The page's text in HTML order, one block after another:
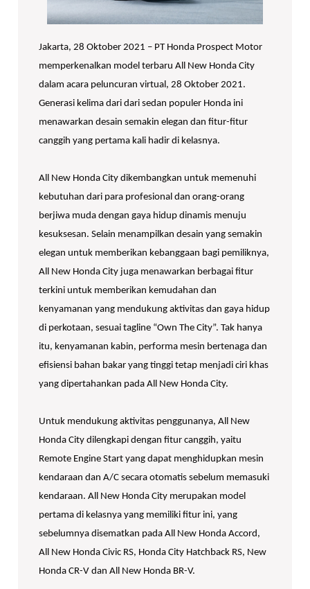
Jakarta, 28 Oktober 2021 – PT Honda Prospect Motor
memperkenalkan model terbaru All New Honda City
dalam acara peluncuran virtual, 28 Oktober 2021.
Generasi kelima dari dari sedan populer Honda ini
menawarkan desain semakin elegan dan fitur-fitur
canggih yang pertama kali hadir di kelasnya.
All New Honda City dikembangkan untuk memenuhi
kebutuhan dari para profesional dan orang-orang
berjiwa muda dengan gaya hidup dinamis menuju
kesuksesan. Selain menampilkan desain yang semakin
elegan untuk memberikan kebanggaan bagi pemiliknya,
All New Honda City juga menawarkan berbagai fitur
terkini untuk memberikan kemudahan dan
kenyamanan yang mendukung aktivitas dan gaya hidup
di perkotaan, sesuai tagline “Own The City”. Tak hanya
itu, kenyamanan kabin, performa mesin bertenaga dan
efisiensi bahan bakar yang tinggi tetap menjadi ciri khas
yang dipertahankan pada All New Honda City.
Untuk mendukung aktivitas penggunanya, All New
Honda City dilengkapi dengan fitur canggih, yaitu
Remote Engine Start yang dapat menghidupkan mesin
kendaraan dan A/C secara otomatis sebelum memasuki
kendaraan. All New Honda City merupakan model
pertama di kelasnya yang memiliki fitur ini, yang
sebelumnya disematkan pada All New Honda Accord,
All New Honda Civic RS, Honda City Hatchback RS, New
Honda CR-V dan All New Honda BR-V.